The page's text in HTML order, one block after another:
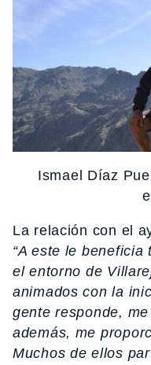
Ismael Díaz
La relación con el
“A este le
el entorno de
animados con la
gente responde,
además, me
Muchos de ellos